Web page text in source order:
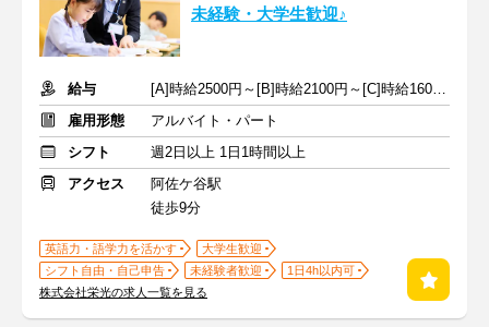
未経験・大学生歓迎♪
給与
[A]時給2500円～[B]時給2100円～[C]時給1600円～ ※生徒数による
雇用形態
アルバイト・パート
シフト
週2日以上 1日1時間以上
アクセス
阿佐ケ谷駅
徒歩9分
英語力・語学力を活かす
大学生歓迎
シフト自由・自己申告
未経験者歓迎
1日4h以内可
株式会社栄光の求人一覧を見る